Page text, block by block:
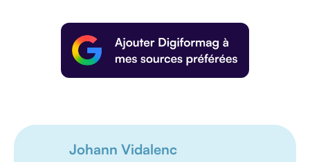
Johann Vidalenc